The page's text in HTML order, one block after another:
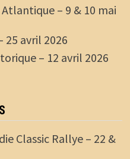
– 9 & 10 mai
25 avril 2026
– 12 avril 2026
Classic Rallye – 22 &